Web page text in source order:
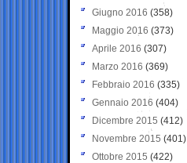
Giugno 2016 (358)
Maggio 2016 (373)
Aprile 2016 (307)
Marzo 2016 (369)
Febbraio 2016 (335)
Gennaio 2016 (404)
Dicembre 2015 (412)
Novembre 2015 (401)
Ottobre 2015 (422)